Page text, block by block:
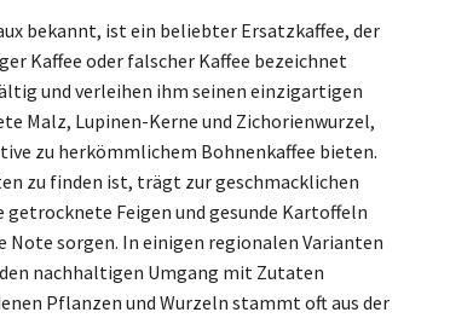
bekannt, ist ein beliebter Ersatzkaffee, der
Kaffee oder falscher Kaffee bezeichnet
und verleihen ihm seinen einzigartigen
Malz, Lupinen-Kerne und Zichorienwurzel,
zu herkömmlichem Bohnenkaffee bieten.
zu finden ist, trägt zur geschmacklichen
Feigen und gesunde Kartoffeln
Note sorgen. In einigen regionalen Varianten
nachhaltigen Umgang mit Zutaten
Pflanzen und Wurzeln stammt oft aus der